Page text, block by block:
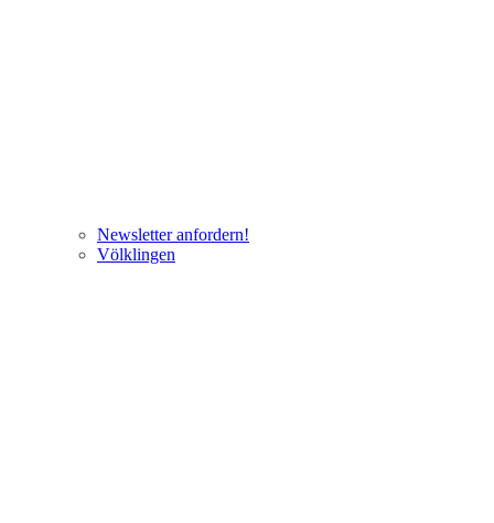
Newsletter anfordern!
Völklingen